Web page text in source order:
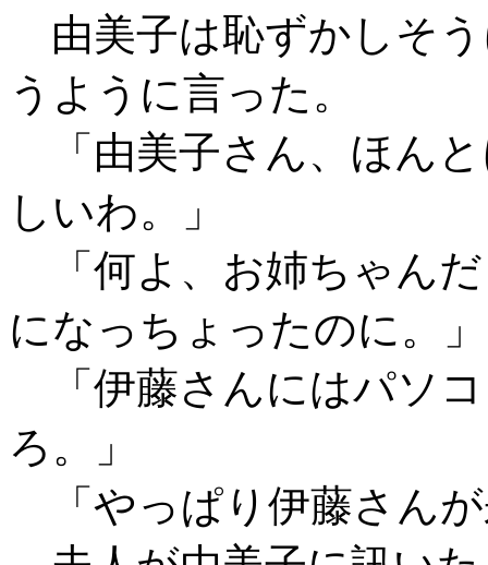
由美子は恥ずかしそ
うように言った。
「由美子さん、ほん
しいわ。」
「何よ、お姉ちゃん
になっちょったのに。」
「伊藤さんにはパソ
ろ。」
「やっぱり伊藤さん